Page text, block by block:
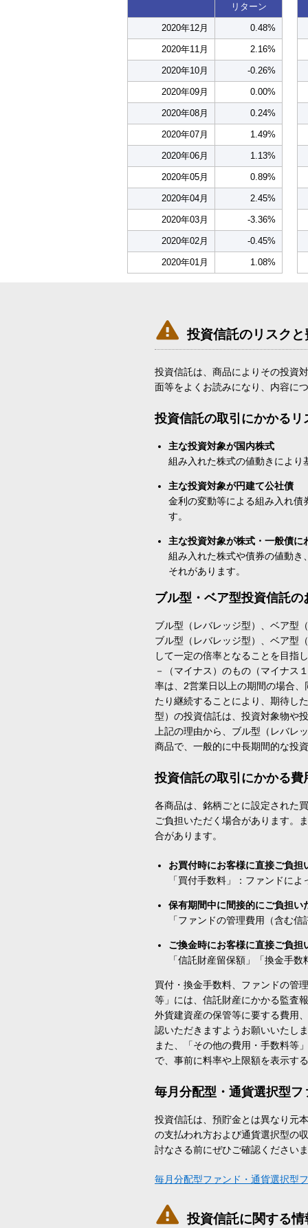
リターン
2020年12月 0.48%
2020年11月 2.16%
2020年10月 -0.26%
2020年09月 0.00%
2020年08月 0.24%
2020年07月 1.49%
2020年06月 1.13%
2020年05月 0.89%
2020年04月 2.45%
2020年03月 -3.36%
2020年02月 -0.45%
2020年01月 1.08%
 投資信託のリスク
投資信託は、商品によりその投資
面等をよくお読みになり、内容に
投資信託の取引にかかるリ
主な投資対象が国内株式
組み入れた株式の値動きによ
主な投資対象が円建て公社債
金利の変動等による組み入れ
す。
主な投資対象が株式・一般債
組み入れた株式や債券の値動
それがあります。
ブル型・ベア型投資信託
ブル型（レバレッジ型）、ベア型
ブル型（レバレッジ型）、ベア型
して一定の倍率となることを目指
－（マイナス）のもの（マイナス
率は、2営業日以上の期間の場合
たり継続することにより、期待し
型）の投資信託は、投資対象物や
上記の理由から、ブル型（レバレ
商品で、一般的に中長期間的な投
投資信託の取引にかかる費
各商品は、銘柄ごとに設定された
ご負担いただく場合があります。
合があります。
お買付時にお客様に直接ご負担
「買付手数料」：ファンドに
保有期間中に間接的にご負担い
「ファンドの管理費用（含む
ご換金時にお客様に直接ご負担
「信託財産留保額」「換金手
買付・換金手数料、ファンドの管
等」には、信託財産にかかる監査
外貨建資産の保管等に要する費用
認いただきますようお願いいたし
また、「その他の費用・手数料等
で、事前に料率や上限額を表示す
毎月分配型・通貨選択型
投資信託は、預貯金とは異なり元
の支払われ方および通貨選択型の
討なさる前にぜひご確認ください
毎月分配型ファンド・通貨選択型
 投資信託に関する